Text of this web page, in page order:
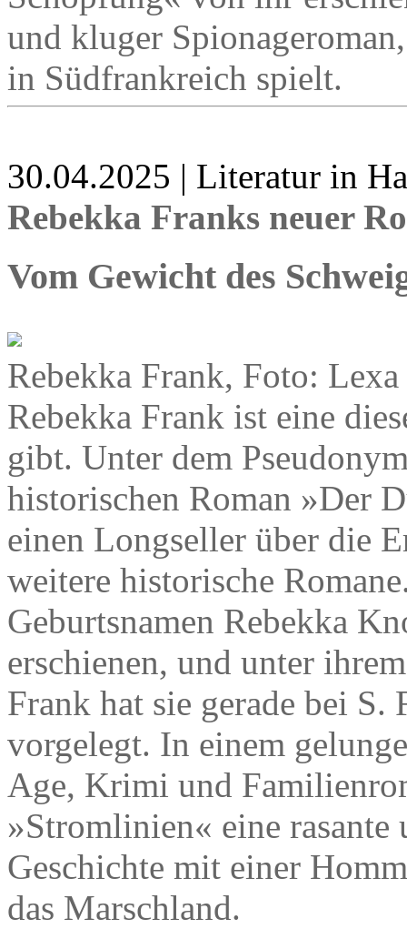
und kluger
in Südfrankreich spielt.
30.04.2025 | Literatur in
Rebekka Franks neuer
Vom Gewicht des
Rebekka Frank, Foto: Lexa
Rebekka Frank ist eine
gibt. Unter dem
historischen Roman »Der
einen Longseller über die
weitere historische
Geburtsnamen Rebekka
erschienen, und unter
Frank hat sie gerade bei
vorgelegt. In einem
Age, Krimi und
»Stromlinien« eine rasante
Geschichte mit einer
das Marschland.